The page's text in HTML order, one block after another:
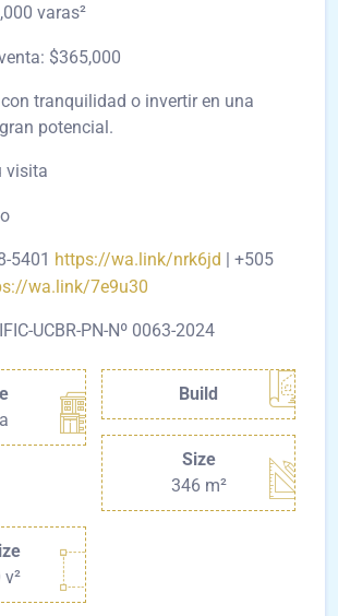
varas²
$365,000
tranquilidad o invertir en una
potencial.
visita
5401 https://wa.link/nrk6jd | +505
wa.link/7e9u30
UCBR-PN-Nº 0063-2024
Build
Size
346 m²